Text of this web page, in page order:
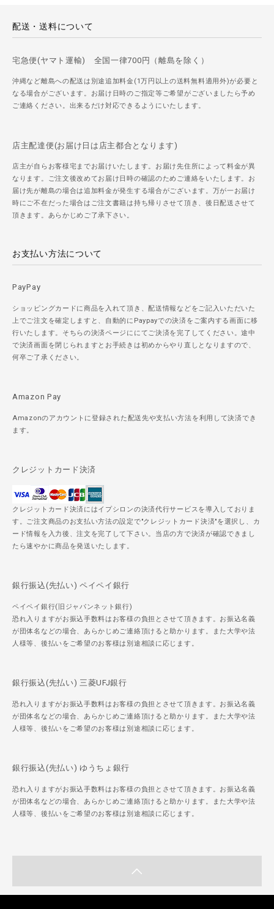
配送・送料について
宅急便(ヤマト運輸) 全国一律700円（離島を除く）
沖縄など離島への配送は別途追加料金(1万円以上の送料無料適用外)が必要と
なる場合がございます。お届け日時のご指定等ご希望がございましたら予め
ご連絡ください。出来るだけ対応できるようにいたします。
店主配達便(お届け日は店主都合となります)
店主が自らお客様宅までお届けいたします。お届け先住所によって料金が異
なります。ご注文後改めてお届け日時の確認のためご連絡をいたします。お
届け先が離島の場合は追加料金が発生する場合がございます。万が一お届け
時にご不在だった場合はご注文書籍は持ち帰りさせて頂き、後日配送させて
頂きます。あらかじめご了承下さい。
お支払い方法について
PayPay
ショッピングカードに商品を入れて頂き、配送情報などをご記入いただいた
上でご注文を確定しますと、自動的にPaypayでの決済をご案内する画面に移
行いたします。そちらの決済ページににてご決済を完了してください。途中
で決済画面を閉じられますとお手続きは初めからやり直しとなりますので、
何卒ご了承ください。
Amazon Pay
Amazonのアカウントに登録された配送先や支払い方法を利用して決済でき
ます。
クレジットカード決済
クレジットカード決済にはイプシロンの決済代行サービスを導入しておりま
す。ご注文商品のお支払い方法の設定で"クレジットカード決済"を選択し、カ
ード情報を入力後、注文を完了して下さい。当店の方で決済が確認できまし
たら速やかに商品を発送いたします。
銀行振込(先払い) ペイペイ銀行
ペイペイ銀行(旧ジャパンネット銀行)
恐れ入りますがお振込手数料はお客様の負担とさせて頂きます。お振込名義
が団体名などの場合、あらかじめご連絡頂けると助かります。また大学や法
人様等、後払いをご希望のお客様は別途相談に応じます。
銀行振込(先払い) 三菱UFJ銀行
恐れ入りますがお振込手数料はお客様の負担とさせて頂きます。お振込名義
が団体名などの場合、あらかじめご連絡頂けると助かります。また大学や法
人様等、後払いをご希望のお客様は別途相談に応じます。
銀行振込(先払い) ゆうちょ銀行
恐れ入りますがお振込手数料はお客様の負担とさせて頂きます。お振込名義
が団体名などの場合、あらかじめご連絡頂けると助かります。また大学や法
人様等、後払いをご希望のお客様は別途相談に応じます。